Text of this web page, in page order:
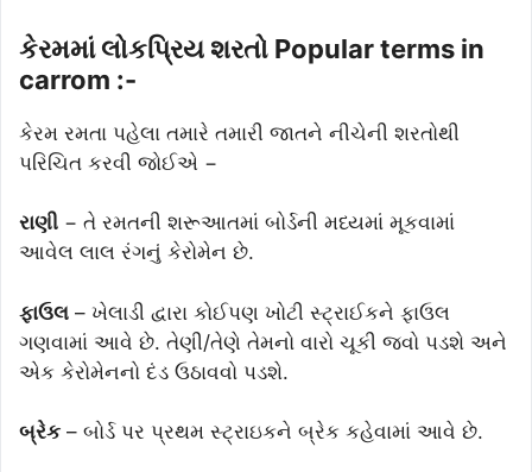
કેરમમાં લોકપ્રિય શરતો Popular terms in
carrom :-
કેરમ રમતા પહેલા તમારે તમારી જાતને નીચેની શરતોથી
પરિચિત કરવી જોઈએ −
રાણી − તે રમતની શરૂઆતમાં બોર્ડની મધ્યમાં મૂકવામાં
આવેલ લાલ રંગનું કેરોમેન છે.
ફાઉલ – ખેલાડી દ્વારા કોઈપણ ખોટી સ્ટ્રાઈકને ફાઉલ
ગણવામાં આવે છે. તેણી/તેણે તેમનો વારો ચૂકી જવો પડશે અને
એક કેરોમેનનો દંડ ઉઠાવવો પડશે.
બ્રેક – બોર્ડ પર પ્રથમ સ્ટ્રાઇકને બ્રેક કહેવામાં આવે છે.